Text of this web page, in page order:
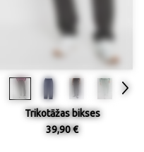
Trikotāžas bikses
39,90 €